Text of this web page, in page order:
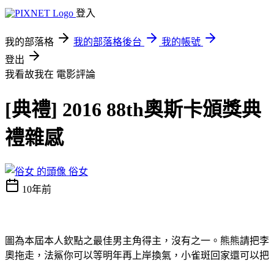
登入
我的部落格 我的部落格後台
我的帳號
登出
我看故我在 電影評論
[典禮] 2016 88th奧斯卡頒獎典
禮雜感
俗女
10年前
圖為本屆本人欽點之最佳男主角得主，沒有之一。熊熊請把李
奧拖走，法鯊你可以等明年再上岸換氣，小雀斑回家還可以把